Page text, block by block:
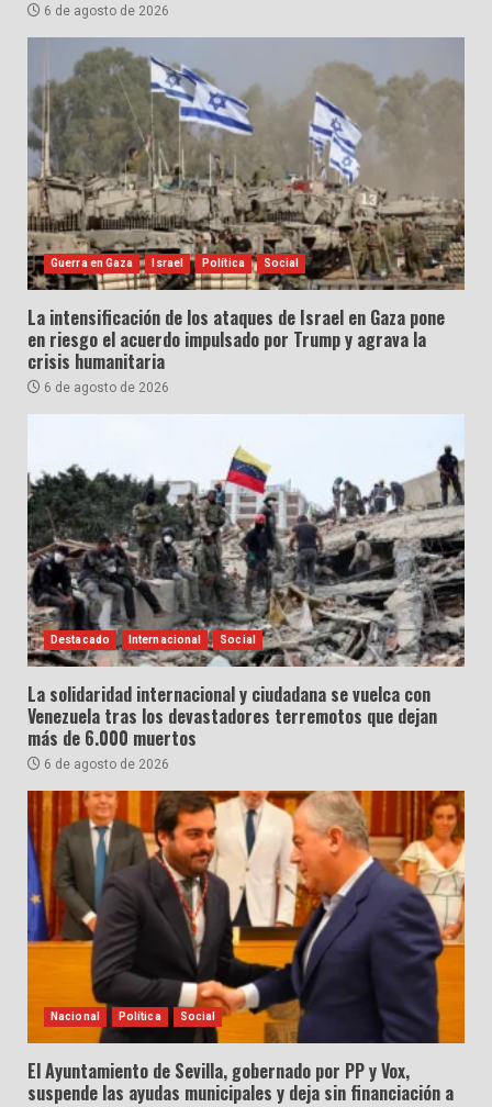
6 de agosto de 2026
Guerra en Gaza Israel Política Social
La intensificación de los ataques de Israel en Gaza pone
en riesgo el acuerdo impulsado por Trump y agrava la
crisis humanitaria
6 de agosto de 2026
Destacado Internacional Social
La solidaridad internacional y ciudadana se vuelca con
Venezuela tras los devastadores terremotos que dejan
más de 6.000 muertos
6 de agosto de 2026
Nacional Política Social
El Ayuntamiento de Sevilla, gobernado por PP y Vox,
suspende las ayudas municipales y deja sin financiación a